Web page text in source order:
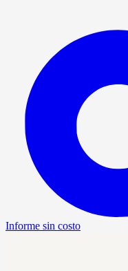
Informe sin costo